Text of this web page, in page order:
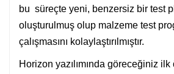
bu süreçte yeni, benzersiz bir test
oluşturulmuş olup malzeme test
çalışmasını kolaylaştırılmıştır.
Horizon yazılımında göreceğiniz